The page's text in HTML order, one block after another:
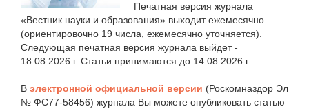
Печатная версия журнала
«Вестник науки и образования» выходит ежемесячно
(ориентировочно 19 числа, ежемесячно уточняется).
Следующая печатная версия журнала выйдет -
18.08.2026 г. Статьи принимаются до 14.08.2026 г.
В электронной официальной версии (Роскомназдор Эл
№ ФС77-58456) журнала Вы можете опубликовать статью